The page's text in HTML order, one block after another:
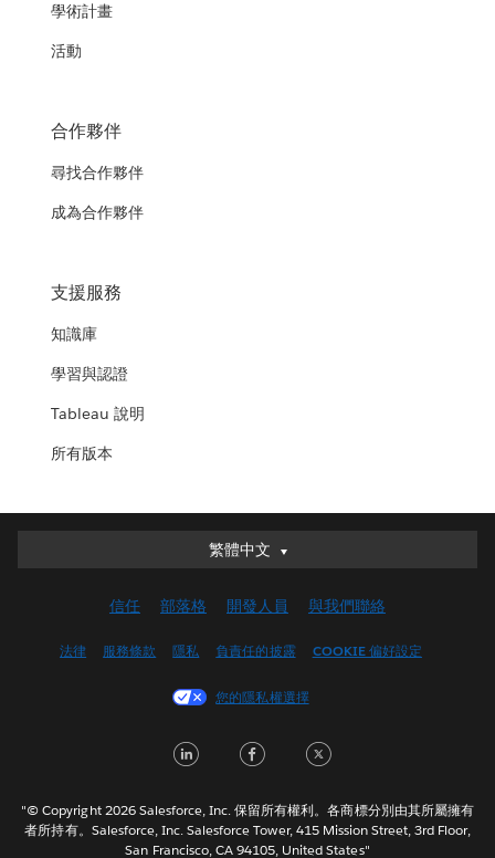
學術計畫
活動
合作夥伴
尋找合作夥伴
成為合作夥伴
支援服務
知識庫
學習與認證
Tableau 說明
所有版本
繁體中文
繁體中文
English (UK)
Français (Canada)
Italiano
한국어
信任 部落格 開發人員 與我們聯絡
法律 服務條款 隱私 負責任的披露 COOKIE 偏好設定
您的隱私權選擇
LinkedInFacebook
"© Copyright 2026 Salesforce, Inc. 保留所有權利。各商標分別由其所屬擁有
者所持有。Salesforce, Inc. Salesforce Tower, 415 Mission Street, 3rd Floor,
San Francisco, CA 94105, United States"